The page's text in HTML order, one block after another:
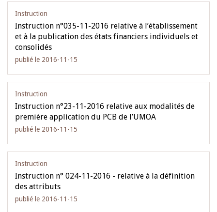
Instruction
Instruction n°035-11-2016 relative à l’établissement
et à la publication des états financiers individuels et
consolidés
publié le 2016-11-15
Instruction
Instruction n°23-11-2016 relative aux modalités de
première application du PCB de l’UMOA
publié le 2016-11-15
Instruction
Instruction n° 024-11-2016 - relative à la définition
des attributs
publié le 2016-11-15